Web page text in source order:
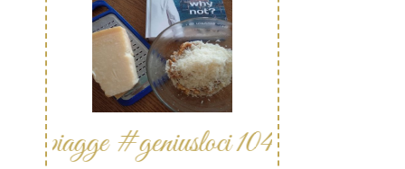
104 motivi per vacanza